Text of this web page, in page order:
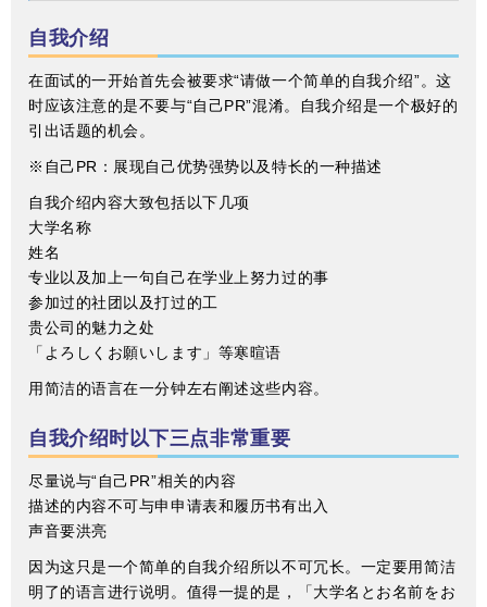
自我介绍
在面试的一开始首先会被要求“请做一个简单的自我介绍”。这
时应该注意的是不要与“自己PR”混淆。自我介绍是一个极好的
引出话题的机会。
※自己PR：展现自己优势强势以及特长的一种描述
自我介绍内容大致包括以下几项
大学名称
姓名
专业以及加上一句自己在学业上努力过的事
参加过的社团以及打过的工
贵公司的魅力之处
「よろしくお願いします」等寒暄语
用简洁的语言在一分钟左右阐述这些内容。
自我介绍时以下三点非常重要
尽量说与“自己PR”相关的内容
描述的内容不可与申申请表和履历书有出入
声音要洪亮
因为这只是一个简单的自我介绍所以不可冗长。一定要用简洁
明了的语言进行说明。值得一提的是，「大学名とお名前をお